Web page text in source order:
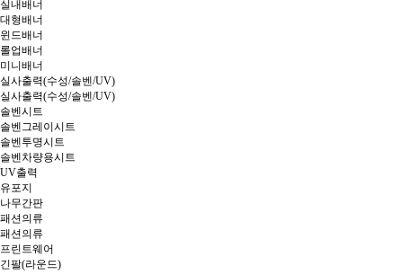
실내배너
대형배너
윈드배너
롤업배너
미니배너
실사출력(수성/솔벤/UV)
실사출력(수성/솔벤/UV)
솔벤시트
솔벤그레이시트
솔벤투명시트
솔벤차량용시트
UV출력
유포지
나무간판
패션의류
패션의류
프린트웨어
긴팔(라운드)